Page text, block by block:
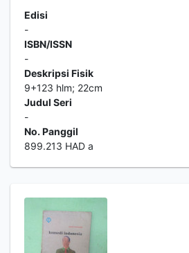
Edisi
-
ISBN/ISSN
-
Deskripsi Fisik
9+123 hlm; 22cm
Judul Seri
-
No. Panggil
899.213 HAD a